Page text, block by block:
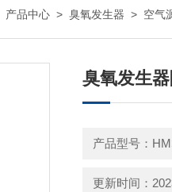
产品中心 > 臭氧发生器 > 空气
臭氧发生
产品型号：
更新时间：